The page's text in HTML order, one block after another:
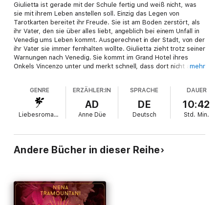
Giulietta ist gerade mit der Schule fertig und weiß nicht, was
sie mit ihrem Leben anstellen soll. Einzig das Legen von
Tarotkarten bereitet ihr Freude. Sie ist am Boden zerstört, als
ihr Vater, den sie über alles liebt, angeblich bei einem Unfall in
Venedig ums Leben kommt. Ausgerechnet in der Stadt, von der
ihr Vater sie immer fernhalten wollte. Giulietta zieht trotz seiner
Warnungen nach Venedig. Sie kommt im Grand Hotel ihres
Onkels Vincenzo unter und merkt schnell, dass dort nicht alles
haben? Und wer der mysteriöse Malvolio, der ihr seine Hilfe
anbietet?
Gelesen von Anne Düe und Arne Stephan.
mehr
GENRE
Liebesromane
ERZÄHLER:IN
AD
Anne Düe
SPRACHE
DE
Deutsch
DAUER
10:42
Std. Min.
Andere Bücher in dieser Reihe